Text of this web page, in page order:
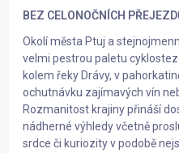
BEZ CELONOČNÍCH
Okolí města Ptuj a
velmi pestrou paletu
kolem řeky Drávy, v
ochutnávku zajímavých vín
Rozmanitost krajiny přináší
nádherné výhledy včetně
srdce či kuriozity v podobě